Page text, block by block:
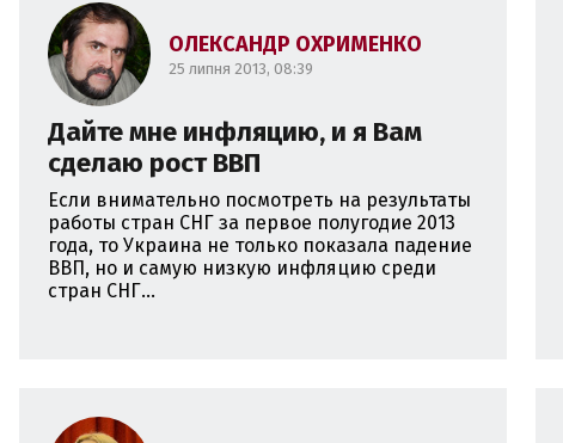
ОЛЕКСАНДР ОХРИМЕНКО
25 липня 2013, 08:39
Дайте мне инфляцию, и я Вам
сделаю рост ВВП
Если внимательно посмотреть на результаты
работы стран СНГ за первое полугодие 2013
года, то Украина не только показала падение
ВВП, но и самую низкую инфляцию среди
стран СНГ...